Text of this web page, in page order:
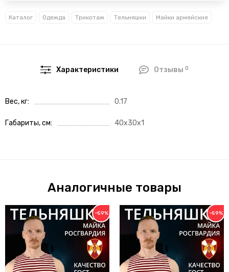
Каталог Одежда Трикотаж Тельняшки Майки армейские
Характеристики Отзывы 0
Вес, кг 0.17
Габариты, см 40x30x1
Аналогичные товары
−59% −59%